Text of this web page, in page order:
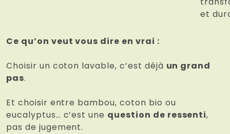
et
Ce qu’on veut vous dire en vrai :
Choisir un coton lavable, c’est déjà un grand
pas.
Et choisir entre bambou, coton bio ou
eucalyptus… c’est une question de ressenti,
pas de jugement.